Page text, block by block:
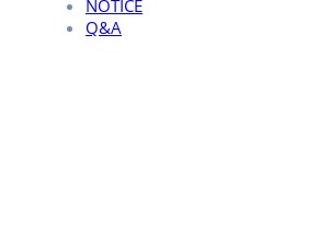
NOTICE
Q&A